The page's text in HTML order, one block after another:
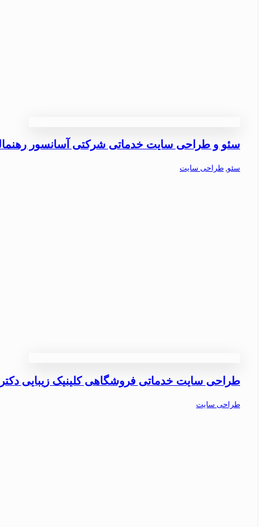
سئو و طراحی سایت خدماتی شرکتی آسانسور
سئو, طراحی سایت
طراحی سایت خدماتی فروشگاهی کلینیک زیبایی دکتر
طراحی سایت